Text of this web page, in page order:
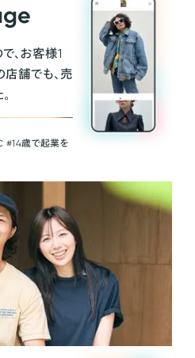
、お客様1
舗でも、売
#14歳で起業を